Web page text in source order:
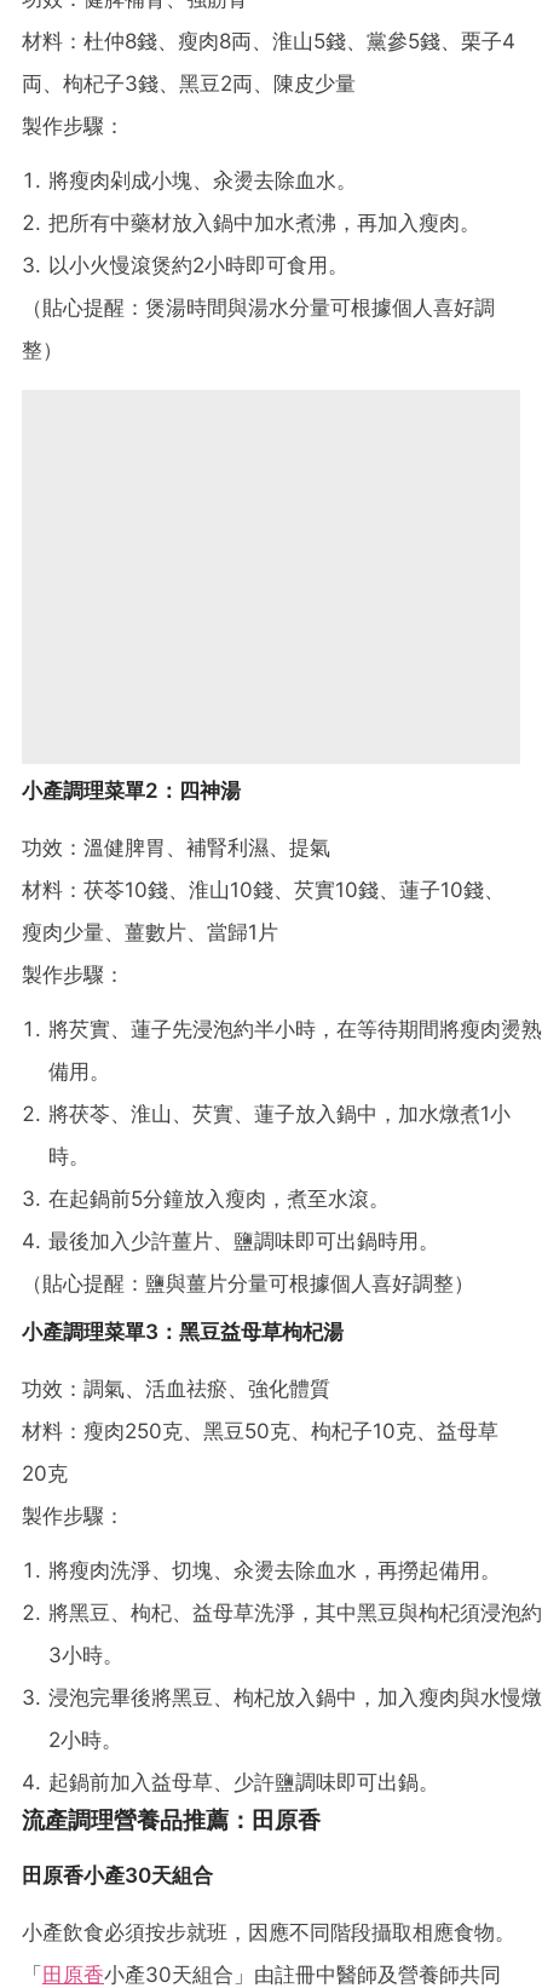
材料：杜仲8錢、瘦肉8両、淮山5錢、黨參5錢、栗子4
両、枸杞子3錢、黑豆2両、陳皮少量
製作步驟：
將瘦肉剁成小塊、汆燙去除血水。
把所有中藥材放入鍋中加水煮沸，再加入瘦肉。
以小火慢滾煲約2小時即可食用。
（貼心提醒：煲湯時間與湯水分量可根據個人喜好調
整）
小產調理菜單2：四神湯
功效：溫健脾胃、補腎利濕、提氣
材料：茯苓10錢、淮山10錢、芡實10錢、蓮子10錢、
瘦肉少量、薑數片、當歸1片
製作步驟：
將芡實、蓮子先浸泡約半小時，在等待期間將瘦肉燙熟
備用。
將茯苓、淮山、芡實、蓮子放入鍋中，加水燉煮1小
時。
在起鍋前5分鐘放入瘦肉，煮至水滾。
最後加入少許薑片、鹽調味即可出鍋時用。
（貼心提醒：鹽與薑片分量可根據個人喜好調整）
小產調理菜單3：黑豆益母草枸杞湯
功效：調氣、活血祛瘀、強化體質
材料：瘦肉250克、黑豆50克、枸杞子10克、益母草
20克
製作步驟：
將瘦肉洗淨、切塊、汆燙去除血水，再撈起備用。
將黑豆、枸杞、益母草洗淨，其中黑豆與枸杞須浸泡約
3小時。
浸泡完畢後將黑豆、枸杞放入鍋中，加入瘦肉與水慢燉
2小時。
起鍋前加入益母草、少許鹽調味即可出鍋。
流產調理營養品推薦：田原香
田原香小產30天組合
小產飲食必須按步就班，因應不同階段攝取相應食物。
「田原香小產30天組合」由註冊中醫師及營養師共同